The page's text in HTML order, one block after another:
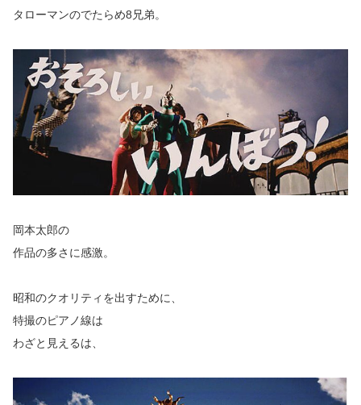
タローマンのでたらめ8兄弟。
岡本太郎の
作品の多さに感激。
昭和のクオリティを出すために、
特撮のピアノ線は
わざと見えるは、